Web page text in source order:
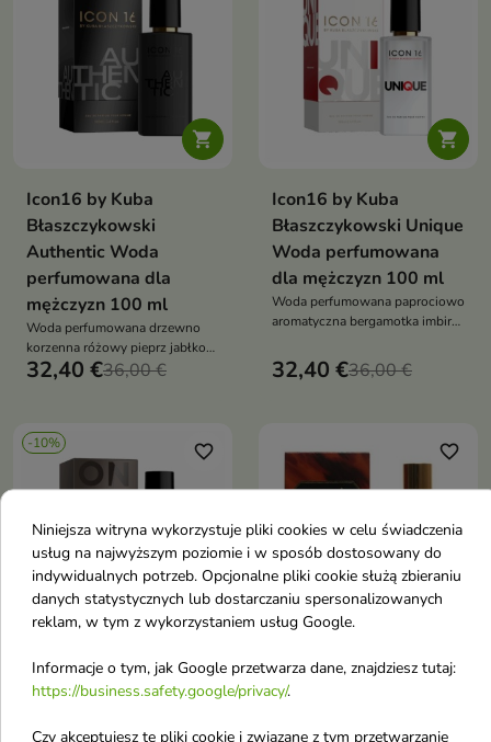

Icon16 by Kuba
Błaszczykowski
Authentic Woda
perfumowana dla
mężczyzn 100 ml
Woda perfumowana drzewno
korzenna różowy pieprz jabłko
cedr brzoza paczula trwały
32,40 €36,00 €

Icon16 by Kuba
Błaszczykowski Unique
Woda perfumowana
dla mężczyzn 100 ml
Woda perfumowana paprociowo
aromatyczna bergamotka imbir
tonka trwały wegański męski
zapach na co dzień i wieczór
32,40 €36,00 €
-10%

favorite_border
Icon16 by Kuba
Błaszczykowski On
Point Woda
favorite_border
Aramis Woda
toaletowa dla
Niniejsza witryna wykorzystuje pliki cookies w celu świadczenia
usług na najwyższym poziomie i w sposób dostosowany do
indywidualnych potrzeb. Opcjonalne pliki cookie służą zbieraniu
danych statystycznych lub dostarczaniu spersonalizowanych
reklam, w tym z wykorzystaniem usług Google.
Informacje o tym, jak Google przetwarza dane, znajdziesz tutaj:
https://business.safety.google/privacy/.
Czy akceptujesz te pliki cookie i związane z tym przetwarzanie